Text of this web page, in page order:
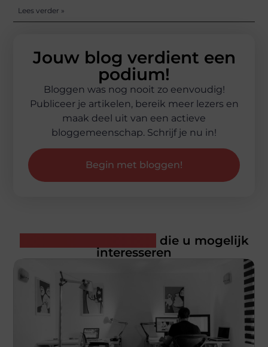
Lees verder »
Jouw blog verdient een
podium!
Bloggen was nog nooit zo eenvoudig!
Publiceer je artikelen, bereik meer lezers en
maak deel uit van een actieve
bloggemeenschap. Schrijf je nu in!
Begin met bloggen!
die u mogelijk
interesseren